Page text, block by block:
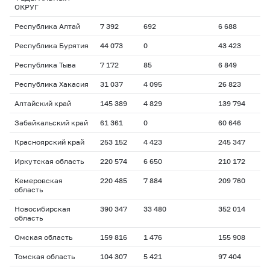
ОКРУГ
Республика Алтай 7 392 692 6 688
Республика Бурятия 44 073 0 43 423
Республика Тыва 7 172 85 6 849
Республика Хакасия 31 037 4 095 26 823
Алтайский край 145 389 4 829 139 794
Забайкальский край 61 361 0 60 646
Красноярский край 253 152 4 423 245 347
Иркутская область 220 574 6 650 210 172
Кемеровская
область
220 485 7 884 209 760
Новосибирская
область
390 347 33 480 352 014
Омская область 159 816 1 476 155 908
Томская область 104 307 5 421 97 404